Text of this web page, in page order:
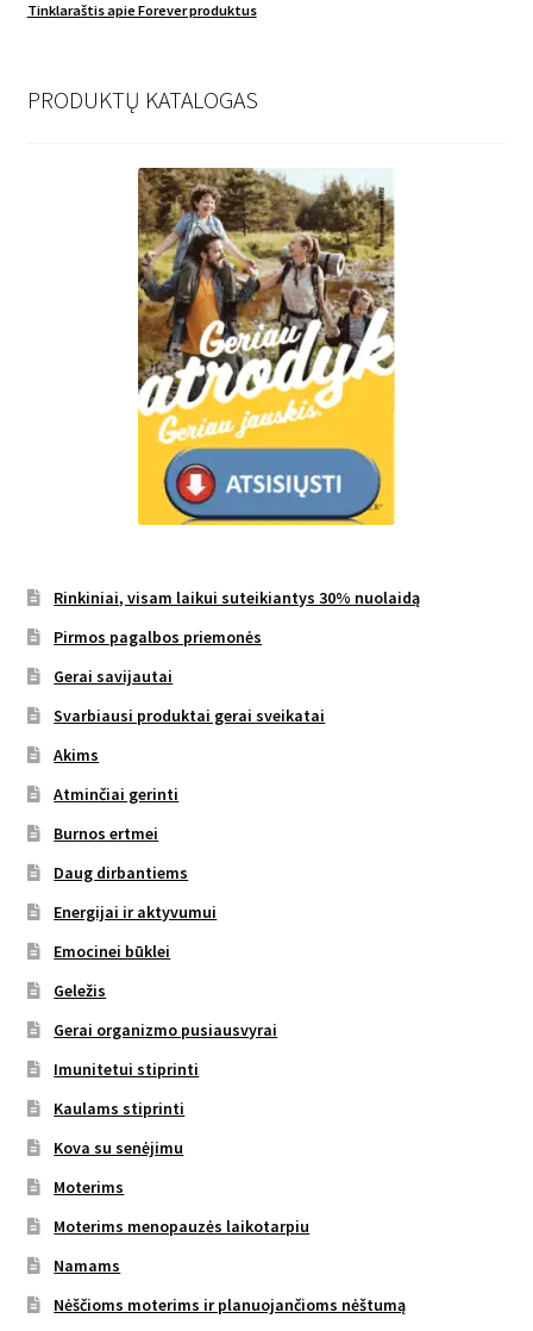
Tinklaraštis apie Forever produktus
PRODUKTŲ KATALOGAS
Rinkiniai, visam laikui suteikiantys 30% nuolaidą
Pirmos pagalbos priemonės
Gerai savijautai
Svarbiausi produktai gerai sveikatai
Akims
Atminčiai gerinti
Burnos ertmei
Daug dirbantiems
Energijai ir aktyvumui
Emocinei būklei
Geležis
Gerai organizmo pusiausvyrai
Imunitetui stiprinti
Kaulams stiprinti
Kova su senėjimu
Moterims
Moterims menopauzės laikotarpiu
Namams
Nėščioms moterims ir planuojančioms nėštumą